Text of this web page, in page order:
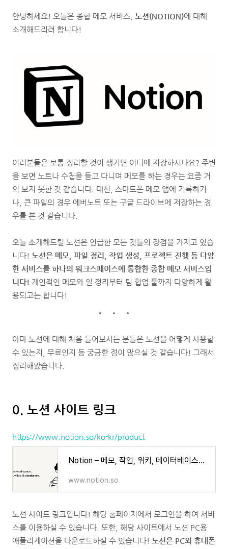
안녕하세요! 오늘은 종합 메모 서비스, 노션(NOTION)에 대해
소개해드리려 합니다!
여러분들은 보통 정리할 것이 생기면 어디에 저장하시나요? 주변
을 보면 노트나 수첩을 들고 다니며 메모를 하는 경우는 요즘 거
의 보지 못한 것 같습니다. 대신, 스마트폰 메모 앱에 기록하거
나, 큰 파일의 경우 에버노트 또는 구글 드라이브에 저장하는 경
우를 본 것 같습니다.
오늘 소개해드릴 노션은 언급한 모든 것들의 장점을 가지고 있습
니다! 노션은 메모, 파일 정리, 작업 생성, 프로젝트 진행 등 다양
한 서비스를 하나의 워크스페이스에 통합한 종합 메모 서비스입
니다! 개인적인 메모와 일 정리부터 팀 협업 툴까지 다양하게 활
용되고는 합니다!
아마 노션에 대해 처음 들어보시는 분들은 노션을 어떻게 사용할
수 있는지, 무료인지 등 궁금한 점이 많으실 것 같습니다! 그래서
정리해봤습니다.
0. 노션 사이트 링크
https://www.notion.so/ko-kr/product
Notion – 메모, 작업, 위키, 데이터베이스를 위한 올인원 워크스페이스
www.notion.so
노션 사이트 링크입니다! 해당 홈페이지에서 로그인을 하여 서비
스를 이용하실 수 있습니다. 또한, 해당 사이트에서 노션 PC용
애플리케이션을 다운로드하실 수 있습니다! 노션은 PC외 휴대폰